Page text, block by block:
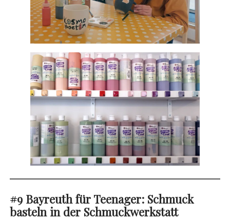
#9 Bayreuth für Teenager: Schmuck
basteln in der Schmuckwerkstatt